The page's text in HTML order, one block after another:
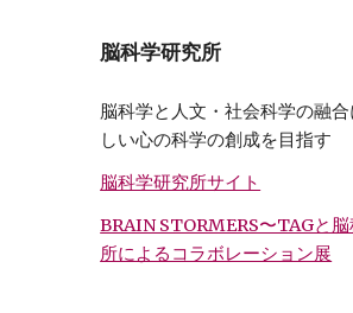
脳科学研究所
脳科学と人文・社会科学の融
しい心の科学の創成を目指す
脳科学研究所サイト
BRAIN STORMERS〜TAGと
所によるコラボレーション展